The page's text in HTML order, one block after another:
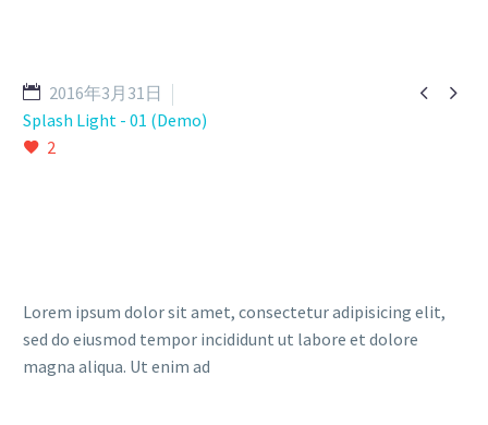
 
2016年3月31日
Splash Light - 01 (Demo)
2
Lorem ipsum dolor sit amet, consectetur adipisicing elit,
sed do eiusmod tempor incididunt ut labore et dolore
magna aliqua. Ut enim ad